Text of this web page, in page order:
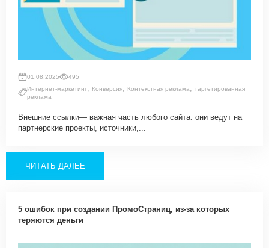
01.08.2025
495
Интернет-маркетинг, Конверсия, Контекстная реклама, таргетированная
реклама
Внешние ссылки— важная часть любого сайта: они ведут на
партнерские проекты, источники,...
ЧИТАТЬ ДАЛЕЕ
5 ошибок при создании ПромоСтраниц, из-за которых
теряются деньги